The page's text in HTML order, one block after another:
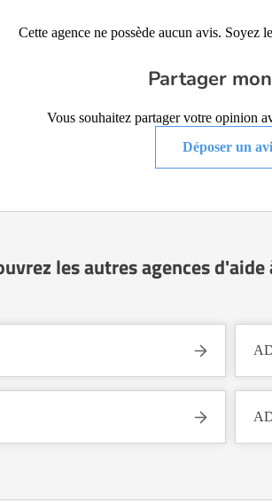
Cette agence ne possède aucun avis. Soyez
Partager
Vous souhaitez partager votre opinion
Déposer un
les autres agences